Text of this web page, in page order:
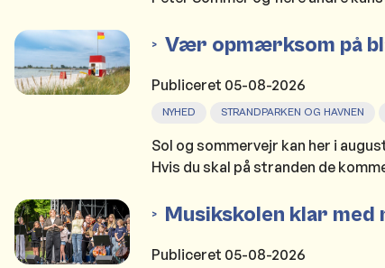
Vær opmærksom på
Publiceret 05-08-2026
NYHED STRANDPARKEN OG HAVNEN
Sol og sommervejr kan her i
Hvis du skal på stranden de
Musikskolen klar
Publiceret 05-08-2026